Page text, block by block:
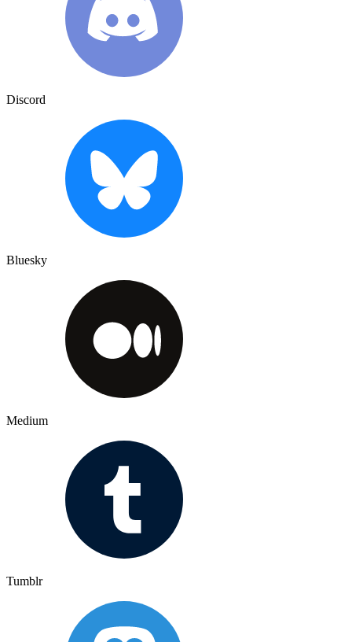
Discord
Bluesky
Medium
Tumblr